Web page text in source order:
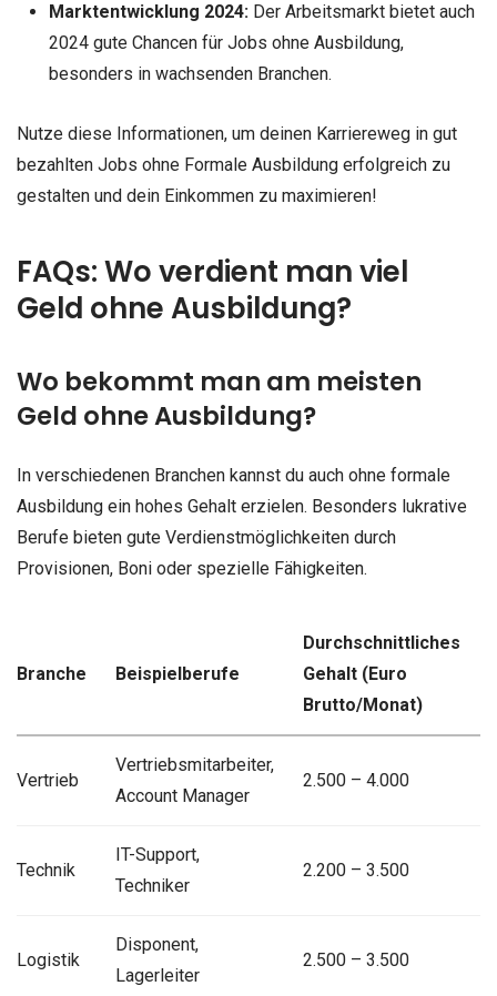
Marktentwicklung 2024:Der Arbeitsmarkt bietet auch
2024 gute Chancen für Jobs ohne Ausbildung,
besonders in wachsenden Branchen.
Nutze diese Informationen, um deinen Karriereweg in gut
bezahlten Jobs ohne Formale Ausbildung erfolgreich zu
gestalten und dein Einkommen zu maximieren!
FAQs: Wo verdient man viel
Geld ohne Ausbildung?
Wo bekommt man am meisten
Geld ohne Ausbildung?
In verschiedenen Branchen kannst du auch ohne formale
Ausbildung ein hohes Gehalt erzielen. Besonders lukrative
Berufe bieten gute Verdienstmöglichkeiten durch
Provisionen, Boni oder spezielle Fähigkeiten.
Branche Beispielberufe
Durchschnittliches
Gehalt (Euro
Brutto/Monat)
Vertrieb
Vertriebsmitarbeiter,
Account Manager
2.500 – 4.000
Technik
IT-Support,
Techniker
2.200 – 3.500
Logistik
Disponent,
Lagerleiter
2.500 – 3.500